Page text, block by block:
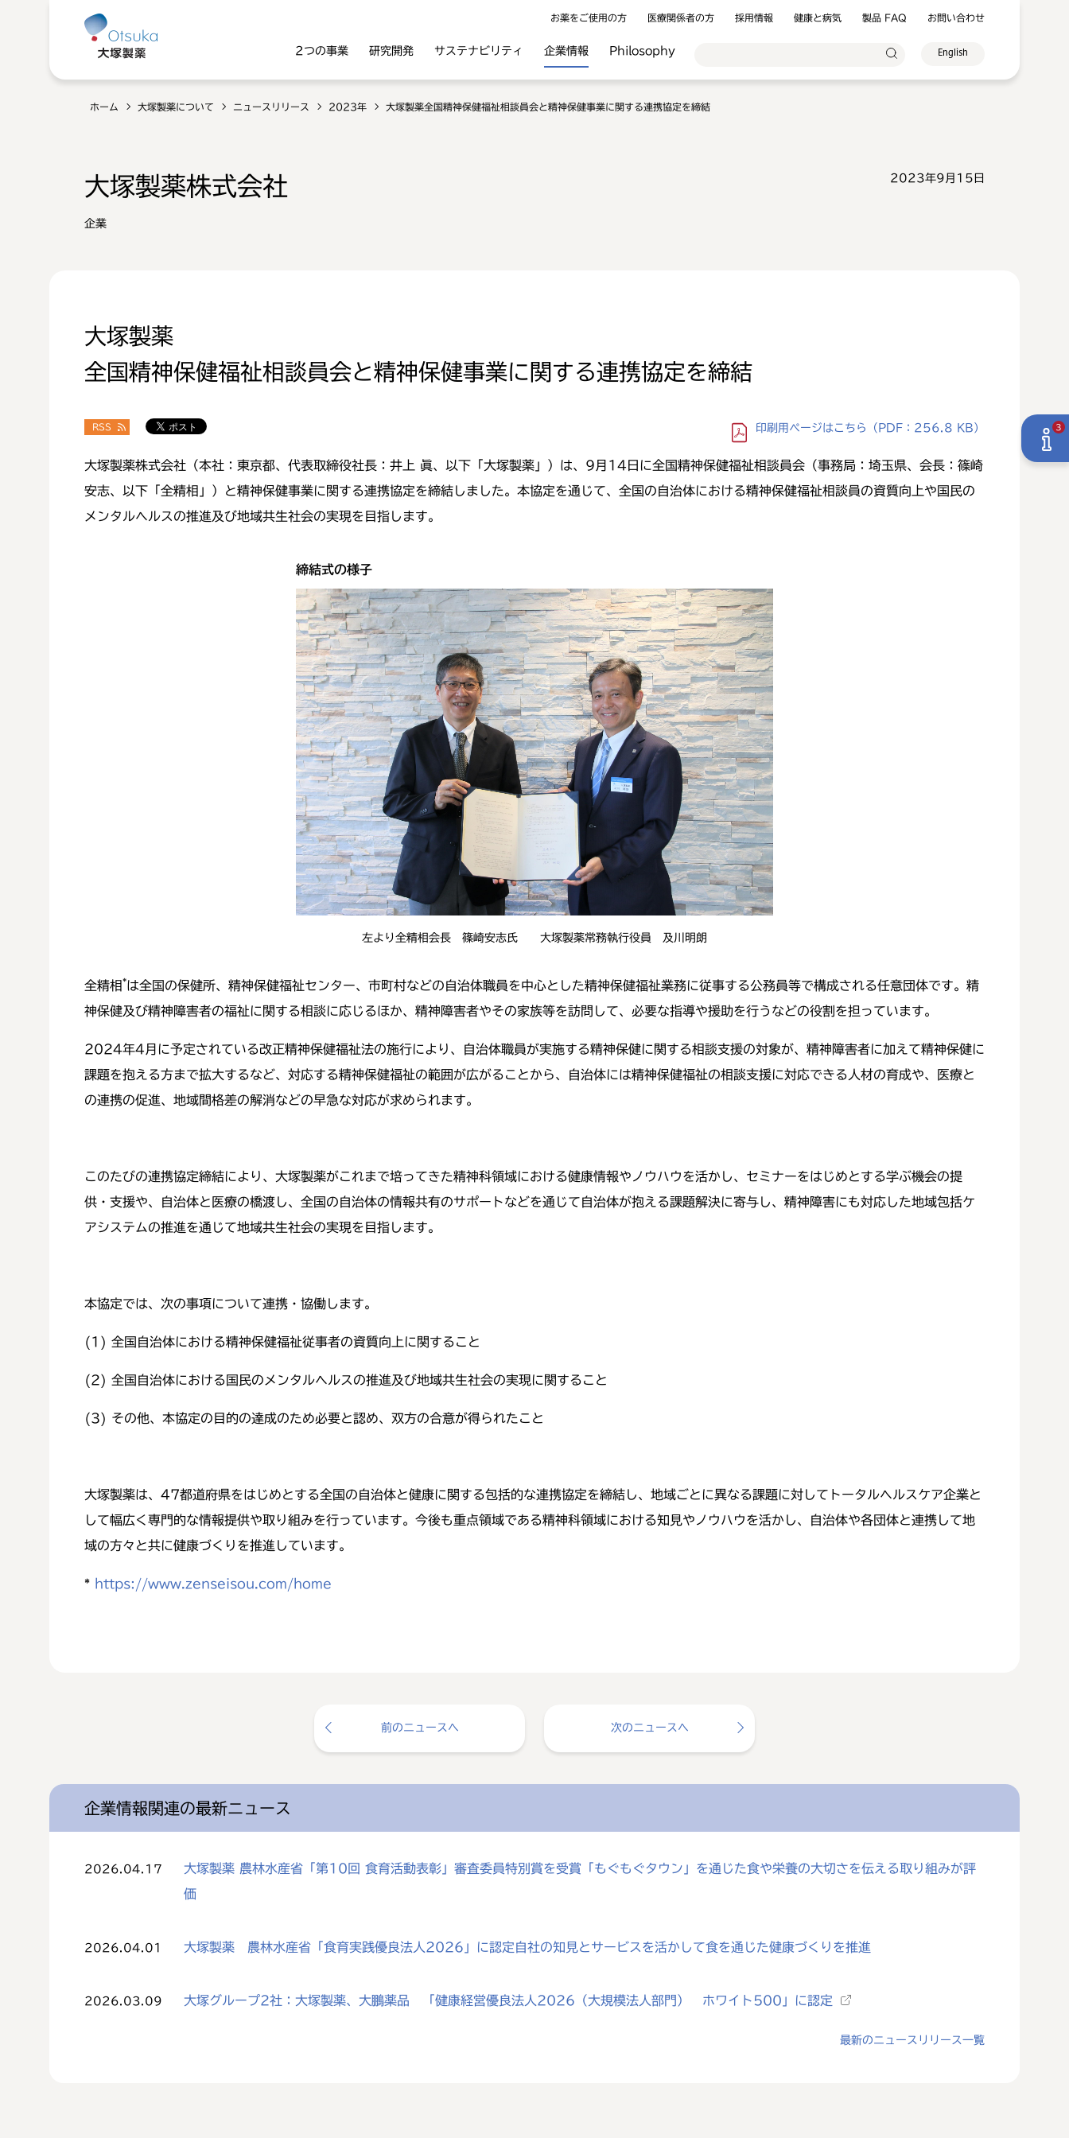
お薬をご使用の方 医療関係者の方 採用情報 健康と病気 製品 FAQ お問い合わせ
2つの事業 研究開発 サステナビリティ 企業情報 Philosophy English
ホーム 大塚製薬について ニュースリリース 2023年 大塚製薬全国精神保健福祉相談員会と精神保健事業に関する連携協定を締結
大塚製薬株式会社
企業
2023年9月15日
大塚製薬
全国精神保健福祉相談員会と精神保健事業に関する連携協定を締結
RSS 印刷用ページはこちら （PDF：256.8 KB）
大塚製薬株式会社（本社：東京都、代表取締役社長：井上 眞、以下「大塚製薬」）は、9月14日に全国精神保健福祉相談員会（事務局：埼玉県、会長：篠崎
安志、以下「全精相」）と精神保健事業に関する連携協定を締結しました。本協定を通じて、全国の自治体における精神保健福祉相談員の資質向上や国民の
メンタルヘルスの推進及び地域共生社会の実現を目指します。
締結式の様子
左より全精相会長 篠崎安志氏 大塚製薬常務執行役員 及川明朗
全精相*は全国の保健所、精神保健福祉センター、市町村などの自治体職員を中心とした精神保健福祉業務に従事する公務員等で構成される任意団体です。精
神保健及び精神障害者の福祉に関する相談に応じるほか、精神障害者やその家族等を訪問して、必要な指導や援助を行うなどの役割を担っています。
2024年4月に予定されている改正精神保健福祉法の施行により、自治体職員が実施する精神保健に関する相談支援の対象が、精神障害者に加えて精神保健に
課題を抱える方まで拡大するなど、対応する精神保健福祉の範囲が広がることから、自治体には精神保健福祉の相談支援に対応できる人材の育成や、医療と
の連携の促進、地域間格差の解消などの早急な対応が求められます。
このたびの連携協定締結により、大塚製薬がこれまで培ってきた精神科領域における健康情報やノウハウを活かし、セミナーをはじめとする学ぶ機会の提
供・支援や、自治体と医療の橋渡し、全国の自治体の情報共有のサポートなどを通じて自治体が抱える課題解決に寄与し、精神障害にも対応した地域包括ケ
アシステムの推進を通じて地域共生社会の実現を目指します。
本協定では、次の事項について連携・協働します。
(1) 全国自治体における精神保健福祉従事者の資質向上に関すること
(2) 全国自治体における国民のメンタルヘルスの推進及び地域共生社会の実現に関すること
(3) その他、本協定の目的の達成のため必要と認め、双方の合意が得られたこと
大塚製薬は、47都道府県をはじめとする全国の自治体と健康に関する包括的な連携協定を締結し、地域ごとに異なる課題に対してトータルヘルスケア企業と
して幅広く専門的な情報提供や取り組みを行っています。今後も重点領域である精神科領域における知見やノウハウを活かし、自治体や各団体と連携して地
域の方々と共に健康づくりを推進しています。
* https://www.zenseisou.com/home
前のニュースへ 次のニュースへ
企業情報関連の最新ニュース
2026.04.17
大塚製薬 農林水産省「第10回 食育活動表彰」審査委員特別賞を受賞「もぐもぐタウン」を通じた食や栄養の大切さを伝える取り組みが評
価
2026.04.01 大塚製薬 農林水産省「食育実践優良法人2026」に認定自社の知見とサービスを活かして食を通じた健康づくりを推進
2026.03.09 大塚グループ2社：大塚製薬、大鵬薬品 「健康経営優良法人2026（大規模法人部門） ホワイト500」に認定
最新のニュースリリース一覧
3